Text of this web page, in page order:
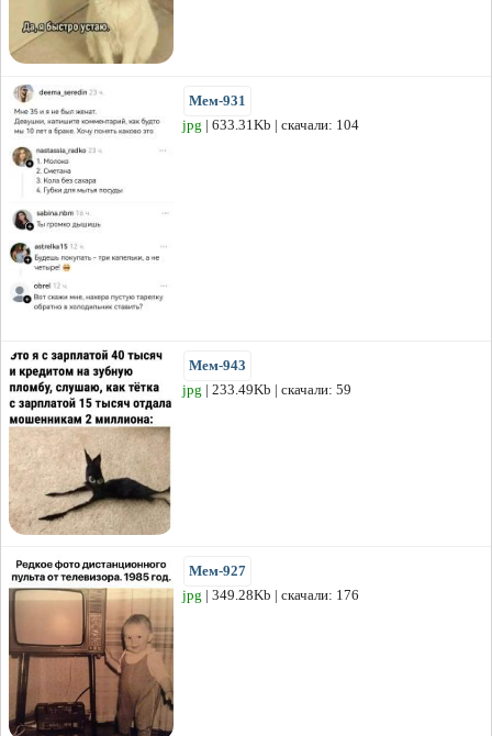
Мем-931
jpg | 633.31Kb | скачали: 104
Мем-943
jpg | 233.49Kb | скачали: 59
Мем-927
jpg | 349.28Kb | скачали: 176